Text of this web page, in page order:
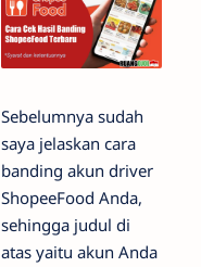
Sebelumnya sudah
saya jelaskan cara
banding akun driver
ShopeeFood Anda,
sehingga judul di
atas yaitu akun Anda